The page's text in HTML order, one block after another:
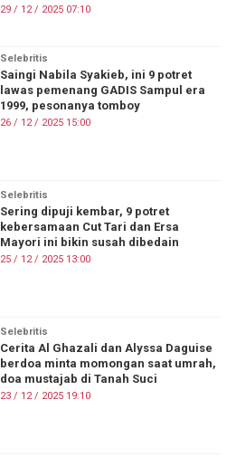
29 / 12 / 2025 07:10
Selebritis
Saingi Nabila Syakieb, ini 9 potret
lawas pemenang GADIS Sampul era
1999, pesonanya tomboy
26 / 12 / 2025 15:00
Selebritis
Sering dipuji kembar, 9 potret
kebersamaan Cut Tari dan Ersa
Mayori ini bikin susah dibedain
25 / 12 / 2025 13:00
Selebritis
Cerita Al Ghazali dan Alyssa Daguise
berdoa minta momongan saat umrah,
doa mustajab di Tanah Suci
23 / 12 / 2025 19:10